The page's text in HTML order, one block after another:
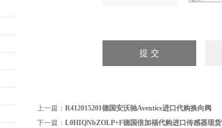
上一篇： R412015201德国安沃驰Aventics进口代购换向阀
下一篇： L0HIQNbZOLP+F德国倍加福代购进口传感器现货